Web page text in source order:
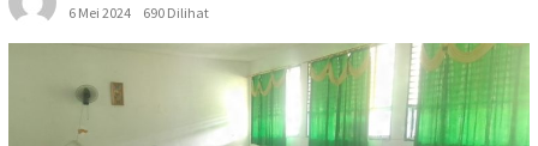
6 Mei 2024
690 Dilihat